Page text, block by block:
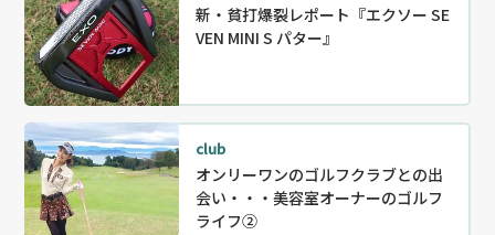
新・貧打爆裂レポート『エクソー SE
VEN MINI S パター』
club
オンリーワンのゴルフクラブとの出
会い・・・美容室オーナーのゴルフ
ライフ②